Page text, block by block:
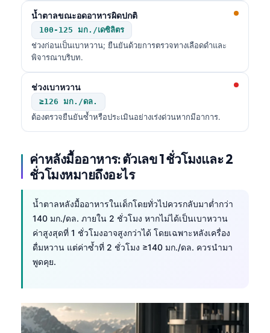
น้ำตาลขณะอดอาหารผิดปกติ
100-125 มก./เดซิลิตร
ช่วงก่อนเป็นเบาหวาน; ยืนยันด้วยการตรวจทางเลือดดำและ
พิจารณาบริบท.
ช่วงเบาหวาน
≥126 มก./ดล.
ต้องตรวจยืนยันซ้ำหรือประเมินอย่างเร่งด่วนหากมีอาการ.
ค่าหลังมื้ออาหาร: ตัวเลข 1 ชั่วโมงและ 2
ชั่วโมงหมายถึงอะไร
น้ำตาลหลังมื้ออาหารในเด็กโดยทั่วไปควรกลับมาต่ำกว่า
140 มก./ดล. ภายใน 2 ชั่วโมง หากไม่ได้เป็นเบาหวาน
ค่าสูงสุดที่ 1 ชั่วโมงอาจสูงกว่าได้ โดยเฉพาะหลังเครื่อง
ดื่มหวาน แต่ค่าซ้ำที่ 2 ชั่วโมง ≥140 มก./ดล. ควรนำมา
พูดคุย.